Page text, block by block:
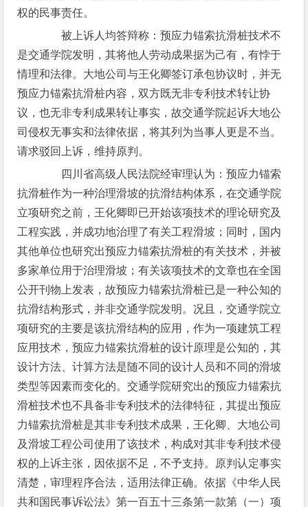
权的民事责任。
被上诉人均答辩称：预应力锚索抗滑桩技术不
是交通学院发明，其将他人劳动成果据为己有，有悖于
情理和法律。大地公司与王化卿签订承包协议时，并无
预应力锚索抗滑桩内容，双方既无非专利技术转让协
议，也无非专利成果转让事实，故交通学院起诉大地公
司侵权无事实和法律依据，将其列为当事人更是不当。
请求驳回上诉，维持原判。
四川省高级人民法院经审理认为：预应力锚索
抗滑桩作为一种治理滑坡的抗滑结构体系，在交通学院
立项研究之前，王化卿即已开始该项技术的理论研究及
工程实践，并成功地治理了有关工程滑坡；同时，国内
其他单位也研究出预应力锚索抗滑桩的有关技术，并被
多家单位用于治理滑坡；有关该项技术的文章也在全国
公开刊物上发表，故预应力锚索抗滑桩已是一种公知的
抗滑结构形式，并非交通学院发明。况且，交通学院立
项研究的主要是该抗滑结构的应用，作为一项建筑工程
应用技术，预应力锚索抗滑桩的设计原理是公知的，其
设计方法、计算方法是随不同的设计人员和不同的滑坡
类型等因素而变化的。交通学院研究出的预应力锚索抗
滑桩技术也不具备非专利技术的法律特征，其提出预应
力锚索抗滑桩是其非专利技术成果，王化卿、大地公司
及滑坡工程公司使用了该技术，构成对其非专利技术侵
权的上诉主张，因依据不足，不予支持。原判认定事实
清楚，审理程序合法，适用法律正确。依据《中华人民
共和国民事诉讼法》第一百五十三条第一款第（一）项